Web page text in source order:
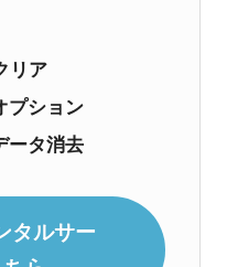
リア
プション
ータ消去
タルサー